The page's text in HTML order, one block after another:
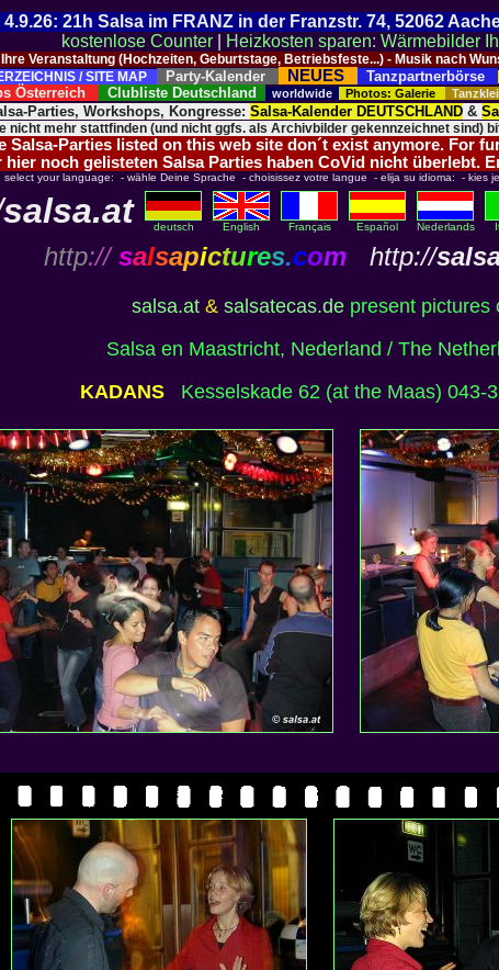
4.9.26: 21h Salsa im FRANZ in der Franzstr. 74, 52062
kostenlose Counter
Heizkosten sparen: Wärmebilder
Veranstaltung (Hochzeiten, Geburtstage, Betriebsfeste...) - Musik nach
/ SITE MAP
Party-Kalender NEUES Tanzpartnerbörse
Österreich Clubliste Deutschland worldwide Photos: Galerie
Parties, Workshops, Kongresse: Salsa-Kalender DEUTSCHLAND &
nicht mehr stattfinden (und nicht ggfs. als Archivbilder gekennzeichnet sind)
Salsa-Parties listed on this web site don´t exist anymore. For
noch gelisteten Salsa Parties haben CoVid nicht überlebt.
select your language: - wähle Deine Sprache - choisissez votre langue - elija su idioma: - kies
salsa.at deutsch English Français Español Nederlands
http:// salsapictures.com http://
salsa.at & salsatecas.de present pictures
Salsa en Maastricht, Nederland / The
KADANS Kesselskade 62 (at the Maas) 043-